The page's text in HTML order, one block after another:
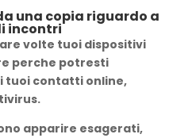
una copia riguardo a
incontri
volte tuoi dispositivi
perche potresti
tuoi contatti online,
apparire esagerati,